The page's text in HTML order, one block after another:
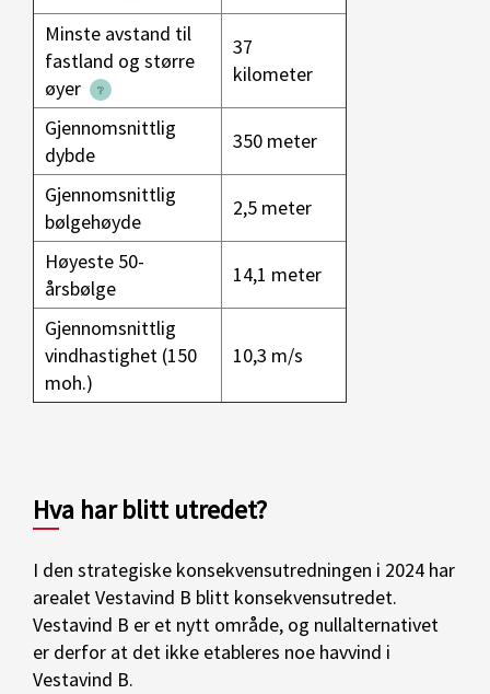
Minste avstand til
fastland og større
øyer
37
kilometer
Gjennomsnittlig
dybde
350 meter
Gjennomsnittlig
bølgehøyde
2,5 meter
Høyeste 50-
årsbølge
14,1 meter
Gjennomsnittlig
vindhastighet (150
moh.)
10,3 m/s
Hva har blitt utredet?
I den strategiske konsekvensutredningen i 2024 har
arealet Vestavind B blitt konsekvensutredet.
Vestavind B er et nytt område, og nullalternativet
er derfor at det ikke etableres noe havvind i
Vestavind B.